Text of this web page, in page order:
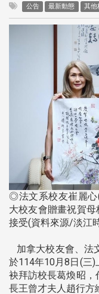
公告 最新動態 其他
◎法文系校友崔麗心
大校友會贈畫祝賀
接受(資料來源/淡江
加拿大校友會、法
於114年10月8日(三)
袂拜訪校長葛煥昭
長王曾才夫人趙行方